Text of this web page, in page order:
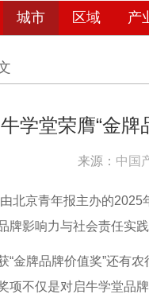
城市 区域 产
学堂荣膺“金
来源： 中国
京青年报主办的2025年
牌影响力与社会责任实践
牌品牌价值奖”还有农
项不仅是对启牛学堂品